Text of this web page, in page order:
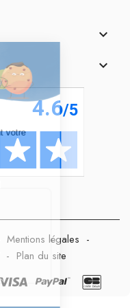


Mentions légales -
- Plan du site